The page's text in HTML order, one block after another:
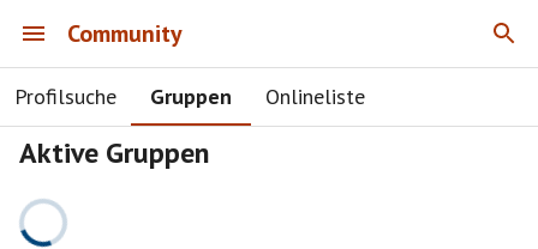
Community
Profilsuche Gruppen Onlineliste
Aktive Gruppen